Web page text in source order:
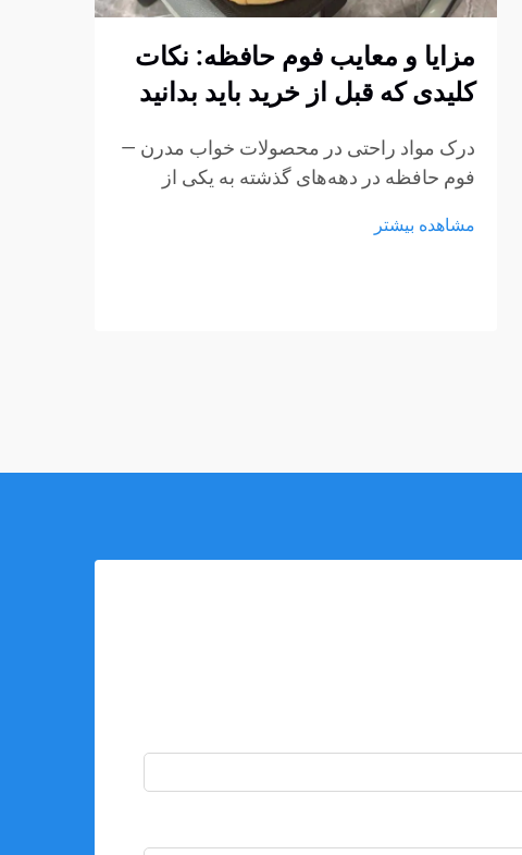
مزایا و معایب فوم حافظه: نکات
کلیدی که قبل از خرید باید بدانید
درک مواد راحتی در محصولات خواب مدرن —
فوم حافظه در دهه‌های گذشته به یکی از
محصولات نشیمن تبدیل شده است.
مشاهده بیشتر